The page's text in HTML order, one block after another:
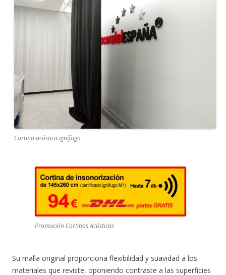
Cortina acústica ignífuga
Promoción Cortinas Acústicas
Su malla original proporciona flexibilidad y suavidad a los
materiales que reviste, oponiendo contraste a las superficies